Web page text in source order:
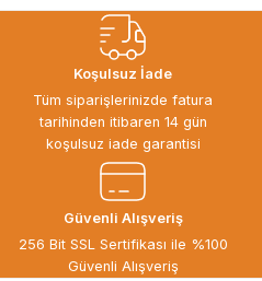
Koşulsuz İade
Tüm siparişlerinizde fatura
tarihinden itibaren 14 gün
koşulsuz iade garantisi
Güvenli Alışveriş
256 Bit SSL Sertifikası ile %100
Güvenli Alışveriş